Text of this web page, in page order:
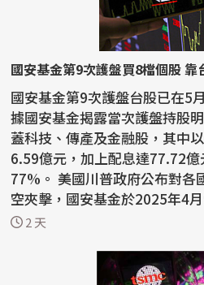
國安基金第9次護盤買8檔個股 靠
國安基金第9次護盤台股已在5
據國安基金揭露當次護盤持股
蓋科技、傳產及金融股，其中
6.59億元，加上配息達77.72
77%。 美國川普政府公布對各國課徵對等關稅措施等利
空夾擊，國安基金於2025年4
6...2 天